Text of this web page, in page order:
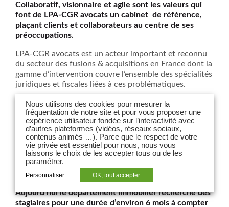
Collaboratif, visionnaire et agile sont les valeurs qui
font de LPA-CGR avocats un cabinet de référence,
plaçant clients et collaborateurs au centre de ses
préoccupations.
LPA-CGR avocats est un acteur important et reconnu
du secteur des fusions & acquisitions en France dont la
gamme d’intervention couvre l’ensemble des spécialités
juridiques et fiscales liées à ces problématiques.
LPA-CGR avocats a pour activité d’origine l’immobilier.
Le département immobilier du cabinet dispose d’un
savoir-faire et d’une expérience reconnus dans tous les
domaines de l’immobilier, quel que soit le secteur
d’activité (bureaux, hôtellerie, logements, commerces
et centres commerciaux, parcs de loisirs, activités
industrielles et logistiques, résidences de services,
cliniques).
Aujourd’hui le département immobilier recherche des
stagiaires pour une durée d’environ 6 mois à compter
Nous utilisons des cookies pour mesurer la
fréquentation de notre site et pour vous proposer une
expérience utilisateur fondée sur l’interactivité avec
d’autres plateformes (vidéos, réseaux sociaux,
contenus animés …). Parce que le respect de votre
vie privée est essentiel pour nous, nous vous
laissons le choix de les accepter tous ou de les
paramétrer.
Personnaliser OK, tout accepter